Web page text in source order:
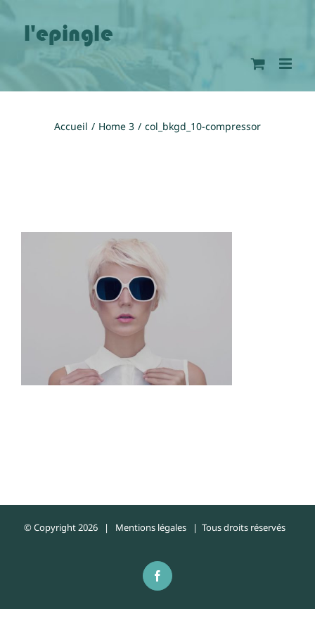
Accueil Home 3 col_bkgd_10-compressor
© Copyright2026 | Mentions légales| Tous droits réservés
Facebook